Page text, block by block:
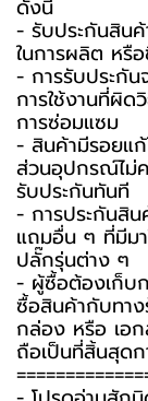
ดังนี้
- รับประกันสิน
ในการผลิต หรื
- การรับประกัน
การใช้งานที่ผิ
การซ่อมแซม
- สินค้ามีรอยแ
ส่วนอุปกรณ์ไม่
รับประกันทันที
- การประกันสิ
แถมอื่น ๆ ที่มีม
ปลั๊กรุ่นต่าง ๆ
-️ ผู้ซื้อต้องเก็บ
ซื้อสินค้ากับทา
กล่อง หรือ เอ
ถือเป็นที่สิ้นสุด